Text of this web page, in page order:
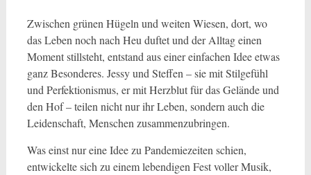
Zwischen grünen Hügeln und weiten Wiesen, dort, wo
das Leben noch nach Heu duftet und der Alltag einen
Moment stillsteht, entstand aus einer einfachen Idee etwas
ganz Besonderes. Jessy und Steffen – sie mit Stilgefühl
und Perfektionismus, er mit Herzblut für das Gelände und
den Hof – teilen nicht nur ihr Leben, sondern auch die
Leidenschaft, Menschen zusammenzubringen.
Was einst nur eine Idee zu Pandemiezeiten schien,
entwickelte sich zu einem lebendigen Fest voller Musik,